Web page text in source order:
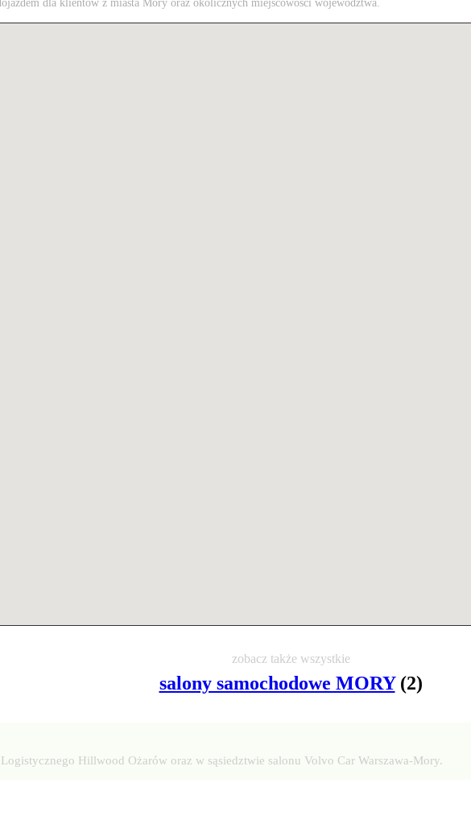
zobacz także wszystkie
salony samochodowe MORY(2)
Hillwood Ożarów oraz w sąsiedztwie salonu Volvo Car Warszawa-Mory.